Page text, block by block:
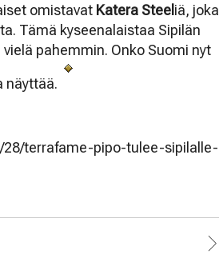
omistavat Katera Steeliä, joka
Tämä kyseenalaistaa Sipilän
pahemmin. Onko Suomi nyt
näyttää.
28/terrafame-pipo-tulee-sipilalle-